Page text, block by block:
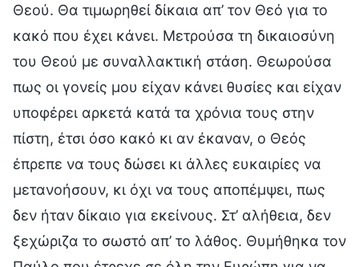
Θεού. Θα τιμωρηθεί δίκαια απ’ τον Θεό για το
κακό που έχει κάνει. Μετρούσα τη δικαιοσύνη
του Θεού με συναλλακτική στάση. Θεωρούσα
πως οι γονείς μου είχαν κάνει θυσίες και είχαν
υποφέρει αρκετά κατά τα χρόνια τους στην
πίστη, έτσι όσο κακό κι αν έκαναν, ο Θεός
έπρεπε να τους δώσει κι άλλες ευκαιρίες να
μετανοήσουν, κι όχι να τους αποπέμψει, πως
δεν ήταν δίκαιο για εκείνους. Στ’ αλήθεια, δεν
ξεχώριζα το σωστό απ’ το λάθος. Θυμήθηκα τον